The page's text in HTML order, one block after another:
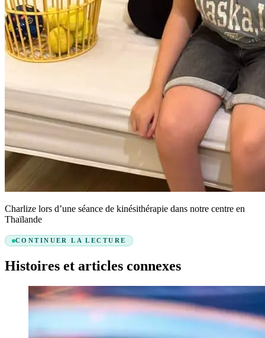
Charlize lors d’une séance de kinésithérapie dans notre centre en
Thaïlande
CONTINUER LA LECTURE
Histoires et articles connexes